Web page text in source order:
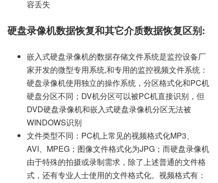
容丢失
硬盘录像机数据恢复和其它介质数据恢复区别:
嵌入式硬盘录像机的数据存储文件系统是监控设备厂
家开发的微型专用系统,和专用的监控视频文件系统：
硬盘录像机使用独立的操作系统，分区格式化和PC机
硬盘分区不同；DV机分区可以被PC机直接识别，但
DVD硬盘录像机和嵌入式硬盘录像机分区无法被
WINDOWS识别
文件类型不同：PC机上常见的视频格式化MP3、
AVI、MPEG；图像文件格式化为JPG；而硬盘录像机
由于特殊的拍摄或录制需求，除了上述普通的文件格
式，还有专业人士使用的文件格式化。视频格式有：